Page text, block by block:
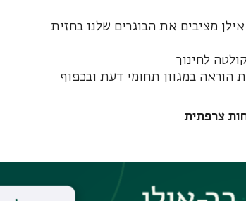
מציבים את הבוגרים שלנו בחזית
לחינוך
הוראה במגוון תחומי דעת ובכפוף
צרפתית
חזרה לקטלוג לאתר המחלקה